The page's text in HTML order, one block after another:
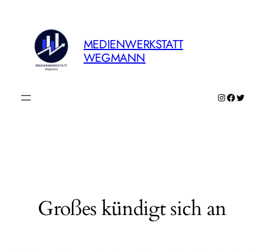
MEDIENWERKSTATT
WEGMANN
Instagram
Großes kündigt sich an